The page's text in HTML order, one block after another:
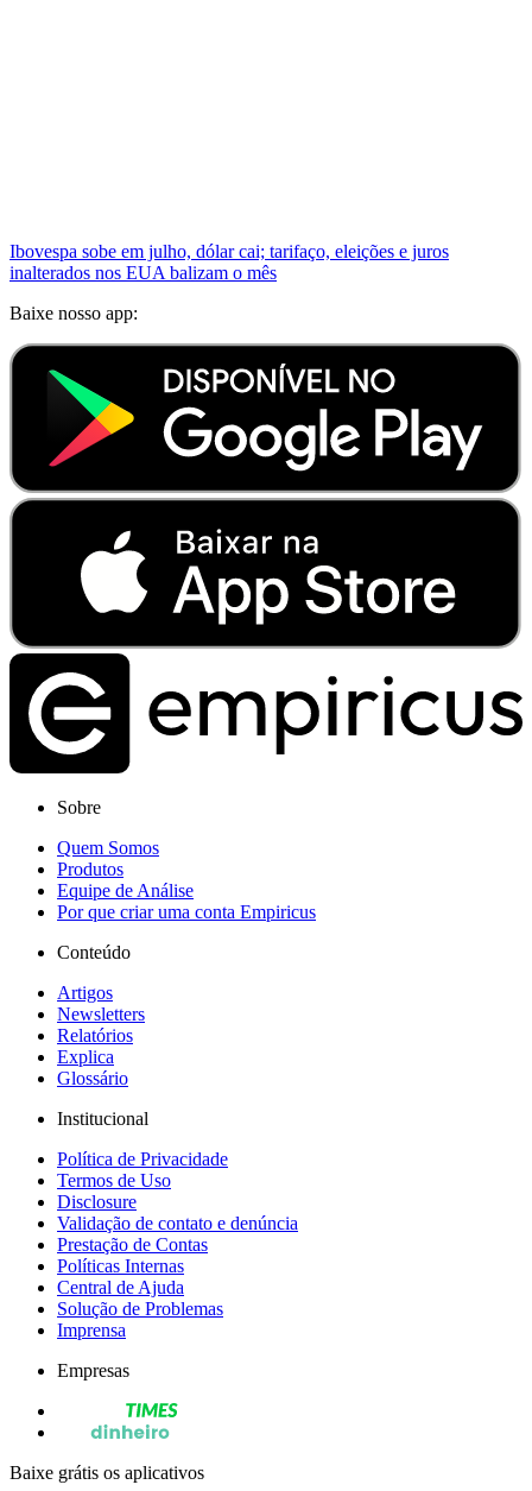
Ibovespa sobe em julho, dólar cai; tarifaço, eleições e juros
inalterados nos EUA balizam o mês
Baixe nosso app:
Sobre
Quem Somos
Produtos
Equipe de Análise
Por que criar uma conta Empiricus
Conteúdo
Artigos
Newsletters
Relatórios
Explica
Glossário
Institucional
Política de Privacidade
Termos de Uso
Disclosure
Validação de contato e denúncia
Prestação de Contas
Políticas Internas
Central de Ajuda
Solução de Problemas
Imprensa
Empresas
Baixe grátis os aplicativos